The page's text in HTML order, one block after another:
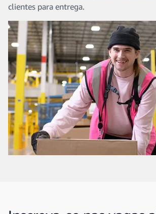
clientes para entrega.